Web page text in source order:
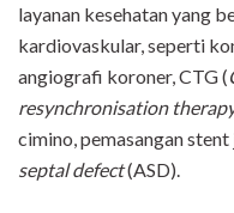
layanan kesehatan yang
kardiovaskular, seperti
angiografi koroner, CTG (
resynchronisation
cimino, pemasangan
septal defect(ASD).